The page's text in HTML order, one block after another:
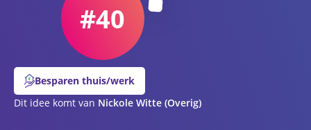
Besparen thuis/werk
Dit idee komt van Nickole Witte (Overig)
#40